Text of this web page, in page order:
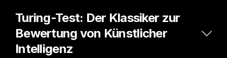
Turing-Test: Der Klassiker zur
Bewertung von Künstlicher
Intelligenz